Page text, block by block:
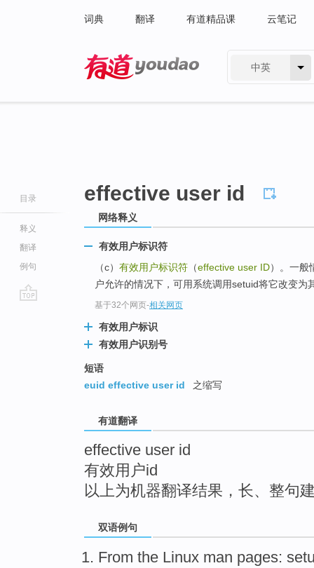
词典 翻译 有道精品课 云笔记
中英
目录
释义
翻译
例句
effective user id
网络释义
有效用户标识符
（c） 有效用户标识符 （effective user ID）。一般
户允许的情况下，可用系统调用setuid将它改变为
基于32个网页-相关网页
有效用户标识
有效用户识别号
短语
euid effective user id
之缩写
有道翻译
effective user id
有效用户id
以上为机器翻译结果，长、整句
双语例句
From the Linux man pages: